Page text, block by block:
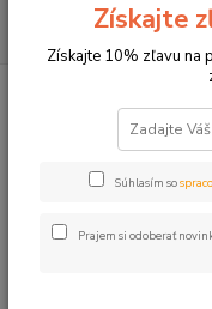
Spätný
HUNTER
Získajte
Získajte 10% zľavu na
Súhlasím so
Prajem si odoberať